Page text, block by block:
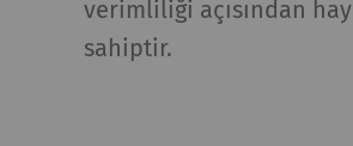
verimliliği açısından
sahiptir.